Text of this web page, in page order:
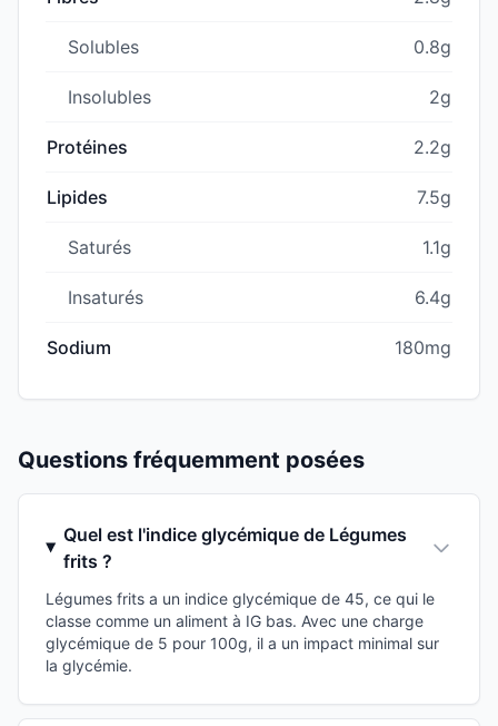
Solubles 0.8g
Insolubles 2g
Protéines 2.2g
Lipides 7.5g
Saturés 1.1g
Insaturés 6.4g
Sodium 180mg
Questions fréquemment posées
Quel est l'indice glycémique de Légumes
frits ?
Légumes frits a un indice glycémique de 45, ce qui le
classe comme un aliment à IG bas. Avec une charge
glycémique de 5 pour 100g, il a un impact minimal sur
la glycémie.